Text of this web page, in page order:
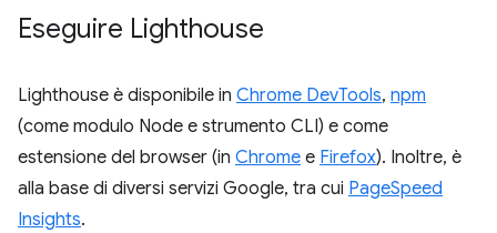
Eseguire Lighthouse
Lighthouse è disponibile in Chrome DevTools, npm
(come modulo Node e strumento CLI) e come
estensione del browser (in Chrome e Firefox). Inoltre, è
alla base di diversi servizi Google, tra cui PageSpeed
Insights.